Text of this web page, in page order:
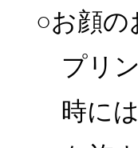
○お顔の
プリ
時に